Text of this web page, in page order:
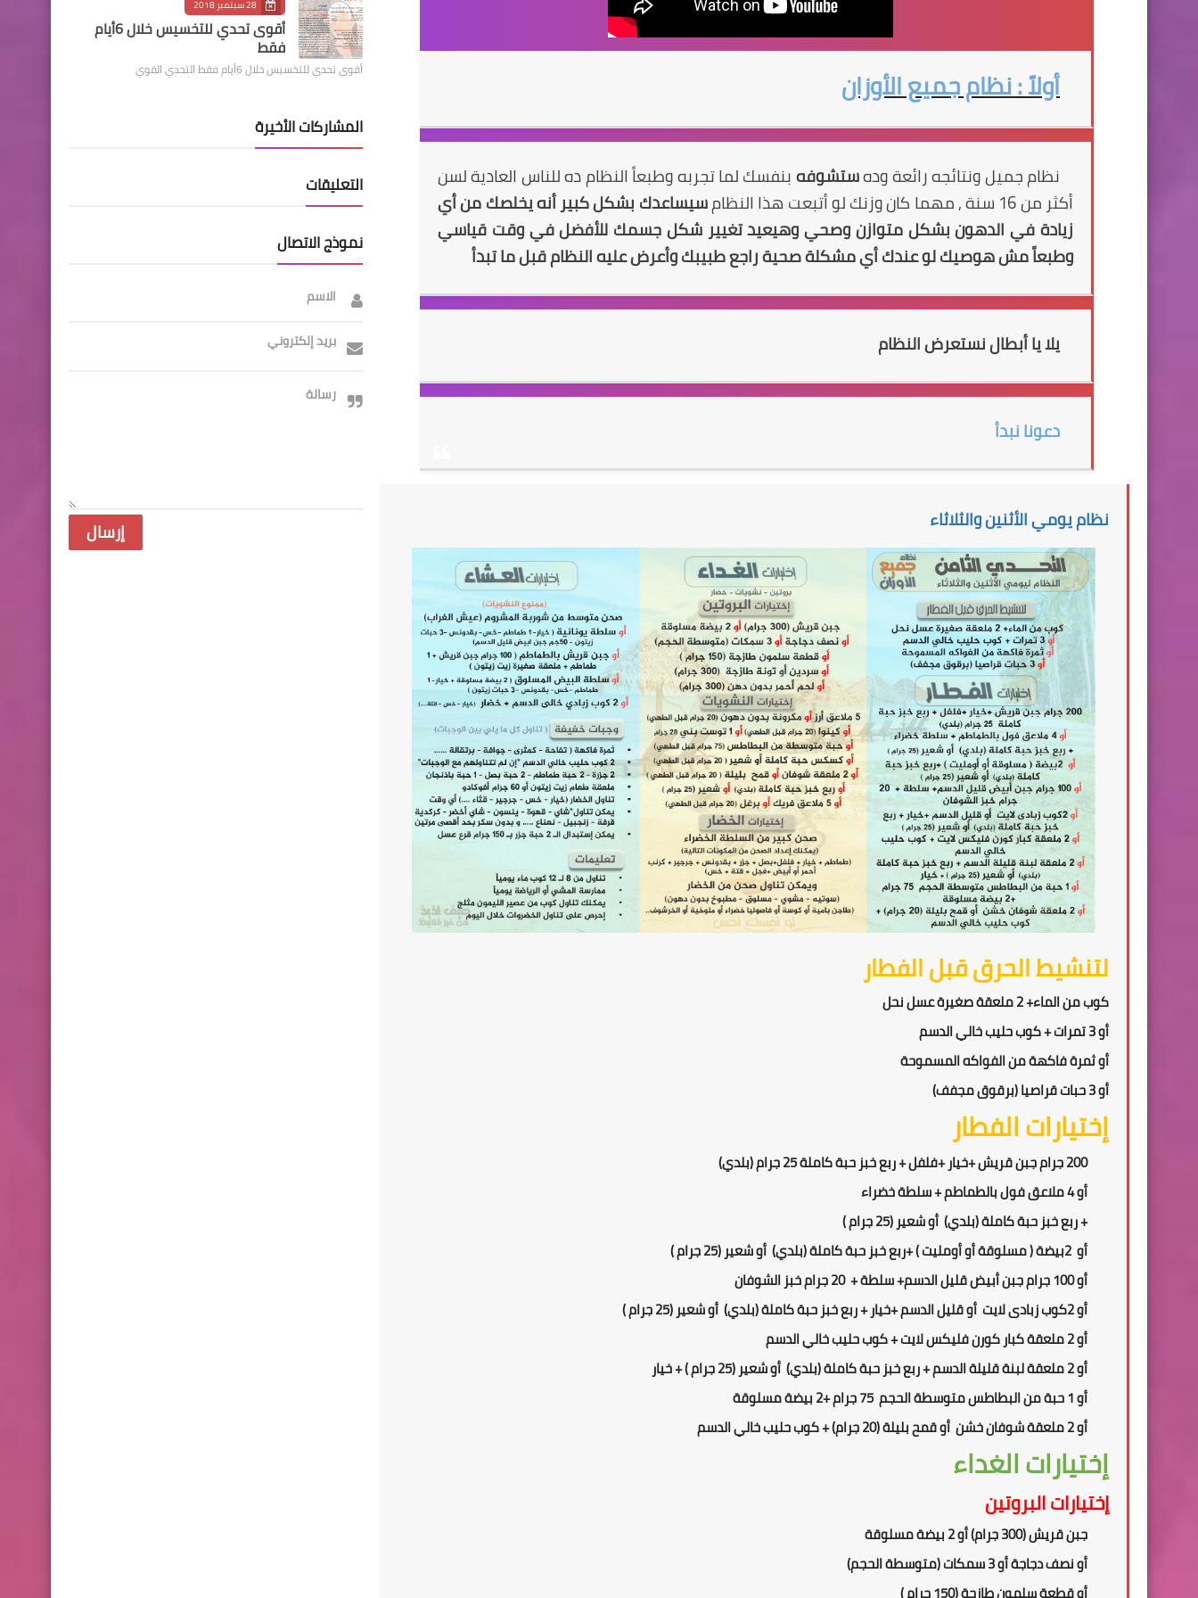
أولاً : نظام جميع الأوزان
نظام جميل ونتائجه رائعة ودهستشوفهبنفسك لما تجربه وطبعاً النظام ده للناس العادية لسن
أكثر من 16 سنة , مهما كان وزنك لو أتبعت هذا النظام
سيساعدك بشكل كبير أنه يخلصك من أي
زيادة في الدهون بشكل متوازن وصحي وهيعيد تغيير شكل جسمك للأفضل في وقت قياسي
وطبعاً مش هوصيك لو عندك أي مشكلة صحية راجع طبيبك وأعرض عليه النظام قبل ما تبدأ
يلا يا أبطال نستعرض النظام
دعونا نبدأ
نظام يومي الأثنين والثلاثاء
لتنشيط الحرق قبل الفطار
كوب من الماء+ 2 ملعقة صغيرة عسل نحل
أو 3 تمرات + كوب حليب خالي الدسم
أو ثمرة فاكهة من الفواكه المسموحة
أو 3 حبات قراصيا (برقوق مجفف)
إختيارات الفطار
200جرام جبن قريش +خيار +فلفل+ ربعخبز حبة كاملة 25 جرام (بلدي)
أو4 ملاعق فول بالطماطم + سلطة خضراء
+ربعخبز حبة كاملة(بلدي) أو شعير(25 جرام)
أو بيضة ( مسلوقة أو أومليت ) +ربعخبز حبة كاملة(بلدي) أو شعير(25 جرام)
أو 100 جرام جبن أبيض قليل الدسم+ سلطة + 20 جرام خبز الشوفان
أو2كوب زبادى لايت أو قليل الدسم +خيار + ربعخبز حبة كاملة(بلدي) أو شعير(25 جرام)
أو 2 ملعقة
كبار كورن فليكس لايت + كوب حليب خالي الدسم
أو 2 ملعقة لبنة قليلة الدسم
+ ربعخبز حبة كاملة(بلدي) أو شعير(
25جرام) + خيار
أو 1 حبة منالبطاطس متوسطة الحجم 75 جرام + 2بيضة مسلوقة
أو2 ملعقة شوفان خشن أو قمح بليلة (20 جرام) + كوب حليب خالي الدسم
إختيارات الغداء
إختيارات البروتين
جبن قريش (300 جرام) أو 2 بيضة مسلوقة
أو نصف دجاجة أو 3 سمكات (متوسطة الحجم)
28 سبتمبر 2018
أقوى تحدي للتخسيس خلال 6أيام
فقط
أقوى تحدي للتخسيس خلال 6أيام فقط التحدي القوي
المشاركات الأخيرة
التعليقات
نموذج الاتصال
الاسم
بريد إلكتروني
رسالة